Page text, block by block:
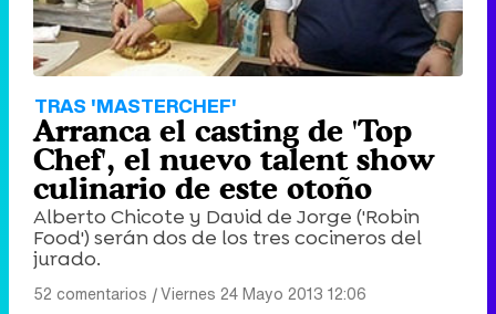
TRAS 'MASTERCHEF'
Arranca el casting de 'Top
Chef', el nuevo talent show
culinario de este otoño
Alberto Chicote y David de Jorge ('Robin
Food') serán dos de los tres cocineros del
jurado.
52 comentarios |Viernes 24 Mayo 2013 12:06